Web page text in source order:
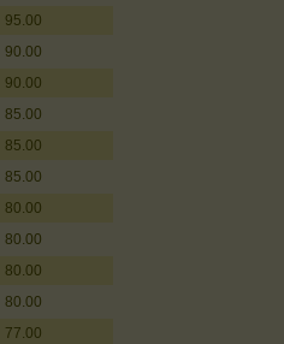
95.00
90.00
90.00
85.00
85.00
85.00
80.00
80.00
80.00
80.00
77.00